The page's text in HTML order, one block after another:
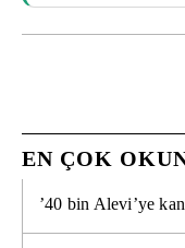
EN ÇOK
’40 bin Alevi’ye